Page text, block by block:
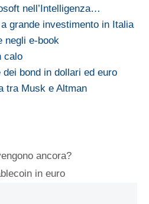
nell’Intelligenza…
grande investimento in Italia
negli e-book
calo
bond in dollari ed euro
tra Musk e Altman
ancora?
in euro